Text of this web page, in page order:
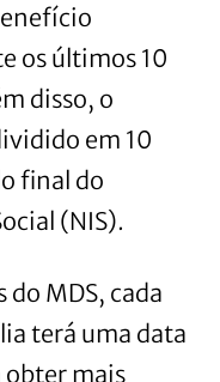
os últimos 10
disso, o
em 10
final do
(NIS).
do MDS, cada
terá uma data
obter mais